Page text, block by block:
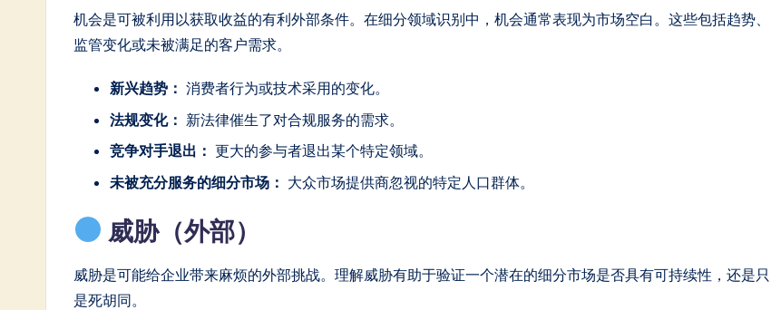
机会是可被利用以获取收益的有利外部条件。在细分领域识别中，机会通常表现为市场空白。这些包括趋势、
监管变化或未被满足的客户需求。
新兴趋势： 消费者行为或技术采用的变化。
法规变化： 新法律催生了对合规服务的需求。
竞争对手退出： 更大的参与者退出某个特定领域。
未被充分服务的细分市场： 大众市场提供商忽视的特定人口群体。
威胁（外部）
威胁是可能给企业带来麻烦的外部挑战。理解威胁有助于验证一个潜在的细分市场是否具有可持续性，还是只
是死胡同。